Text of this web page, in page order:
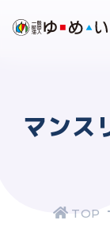
マンス